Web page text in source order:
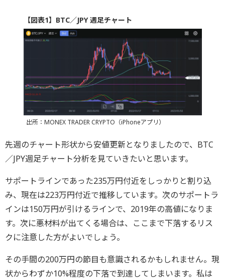
【図表1】BTC／JPY 週足チャート
出所：MONEX TRADER CRYPTO（iPhoneアプリ）
先週のチャート形状から安値更新となりましたので、BTC
／JPY週足チャート分析を見ていきたいと思います。
サポートラインであった235万円付近をしっかりと割り込
み、現在は223万円付近で推移しています。次のサポートラ
インは150万円が引けるラインで、2019年の高値になりま
す。次に悪材料が出てくる場合は、ここまで下落するリス
クに注意した方がよいでしょう。
その手間の200万円の節目も意識されるかもしれません。現
状からわずか10%程度の下落で到達してしまいます。私は